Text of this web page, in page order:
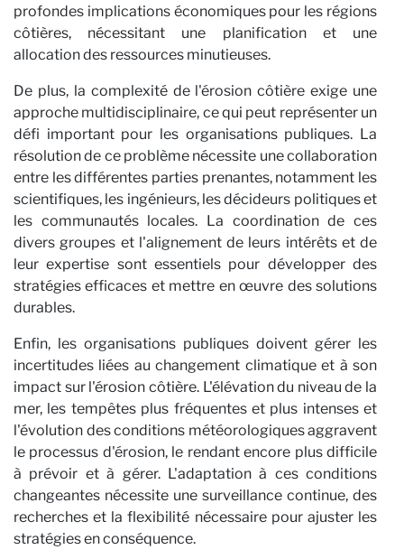
profondes implications économiques pour les régions
côtières, nécessitant une planification et une
allocation des ressources minutieuses.
De plus, la complexité de l'érosion côtière exige une
approche multidisciplinaire, ce qui peut représenter un
défi important pour les organisations publiques. La
résolution de ce problème nécessite une collaboration
entre les différentes parties prenantes, notamment les
scientifiques, les ingénieurs, les décideurs politiques et
les communautés locales. La coordination de ces
divers groupes et l'alignement de leurs intérêts et de
leur expertise sont essentiels pour développer des
stratégies efficaces et mettre en œuvre des solutions
durables.
Enfin, les organisations publiques doivent gérer les
incertitudes liées au changement climatique et à son
impact sur l'érosion côtière. L'élévation du niveau de la
mer, les tempêtes plus fréquentes et plus intenses et
l'évolution des conditions météorologiques aggravent
le processus d'érosion, le rendant encore plus difficile
à prévoir et à gérer. L'adaptation à ces conditions
changeantes nécessite une surveillance continue, des
recherches et la flexibilité nécessaire pour ajuster les
stratégies en conséquence.